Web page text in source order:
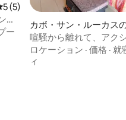
ビュー5件、5つ星中5つ星の平
5 (5)
ー
カボ・サン・ルーカス
ート
喧騒から離れて、アク
ロケーション · 価格 · 就
ィ